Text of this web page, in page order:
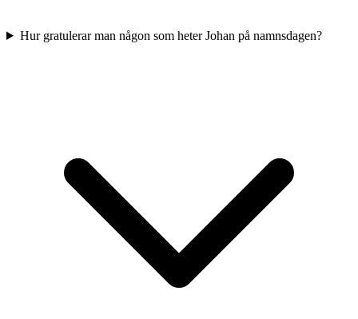
Hur gratulerar man någon som heter Johan på namnsdagen?